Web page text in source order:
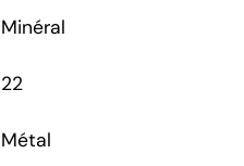
Minéral
22
Métal